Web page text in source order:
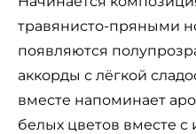
травянисто-пряными
появляются
аккорды с лёгкой
вместе напоминает
белых цветов вместе